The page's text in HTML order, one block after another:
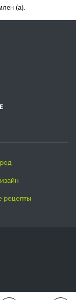
(а).
рецепты
только с